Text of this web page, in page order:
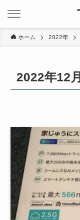
ホーム 2022年
2022年12月